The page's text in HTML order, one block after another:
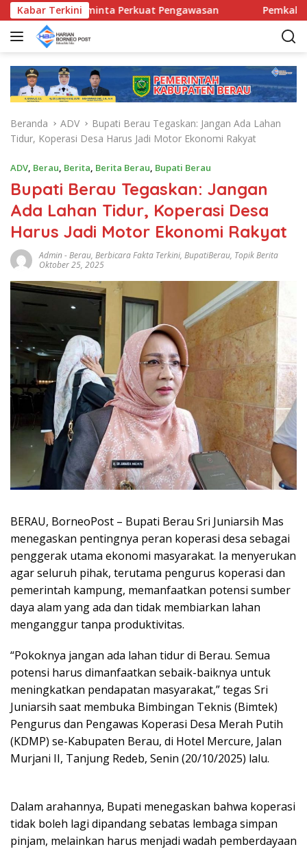
a
Kabar Terkini
Diminta Perkuat Pengawasan Pemkab Berau
Beranda ADV
Bupati Berau Tegaskan: Jangan Ada Lahan
Tidur, Koperasi Desa Harus Jadi Motor Ekonomi Rakyat
ADV, Berau, Berita, Berita Berau, Bupati Berau
Bupati Berau Tegaskan: Jangan
Ada Lahan Tidur, Koperasi Desa
Harus Jadi Motor Ekonomi Rakyat
Admin-Berau, Berbicara Fakta Terkini, BupatiBerau, Topik Berita
Oktober 25, 2025
BERAU, BorneoPost – Bupati Berau Sri Juniarsih Mas
menegaskan pentingnya peran koperasi desa sebagai
penggerak utama ekonomi masyarakat. Ia menyerukan
agar seluruh pihak, terutama pengurus koperasi dan
pemerintah kampung, memanfaatkan potensi sumber
daya alam yang ada dan tidak membiarkan lahan
menganggur tanpa produktivitas.
“Pokoknya jangan ada lahan tidur di Berau. Semua
potensi harus dimanfaatkan sebaik-baiknya untuk
meningkatkan pendapatan masyarakat,” tegas Sri
Juniarsih saat membuka Bimbingan Teknis (Bimtek)
Pengurus dan Pengawas Koperasi Desa Merah Putih
(KDMP) se-Kabupaten Berau, di Hotel Mercure, Jalan
Murjani II, Tanjung Redeb, Senin (20/10/2025) lalu.
Dalam arahannya, Bupati menegaskan bahwa koperasi
tidak boleh lagi dipandang sebatas lembaga simpan
pinjam, melainkan harus menjadi wadah pemberdayaan